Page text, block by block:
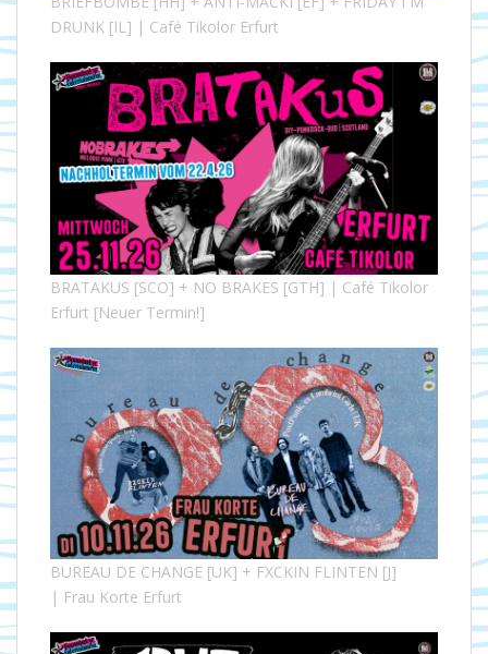
DRUNK [IL] | Café Tikolor Erfurt
BRATAKUS [SCO] + NO BRAKES [GTH] | Café Tikolor
Erfurt [Neuer Termin!]
BUREAU DE CHANGE [UK] + FXCKIN FLINTEN [J]
| Frau Korte Erfurt